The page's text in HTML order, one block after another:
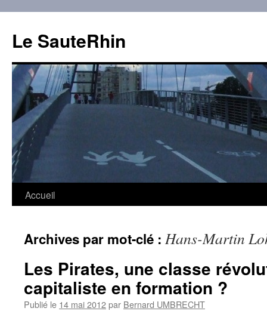
contenu
Le SauteRhin
Accueil
Archives par mot-clé : Hans-Martin
Les Pirates, une classe
capitaliste en formation ?
Publié le 14 mai 2012par Bernard UMBRECHT